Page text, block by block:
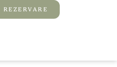
REZERVARE